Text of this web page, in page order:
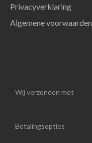
Privacyverklaring
Algemene voorwaarden
Wij verzenden met
Betalingsopties